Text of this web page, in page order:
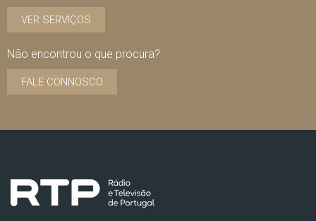
VER SERVIÇOS
Não encontrou o que procura?
FALE CONNOSCO